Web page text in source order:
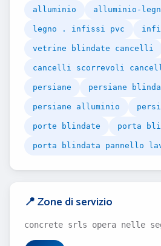
alluminio alluminio-
legno . infissi pvc
vetrine blindate cancelli
cancelli scorrevoli
persiane persiane
persiane alluminio
porte blindate porta
porta blindata pannello
📍 Zone di servizio
concrete srls opera nelle